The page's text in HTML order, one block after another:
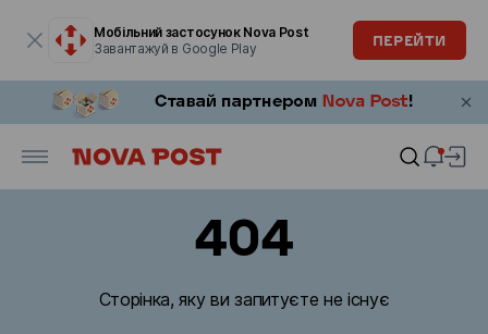
Мобільний застосунок Nova Post
Завантажуй в Google Play
ПЕРЕЙТИ
404
Сторінка, яку ви запитуєте не існує